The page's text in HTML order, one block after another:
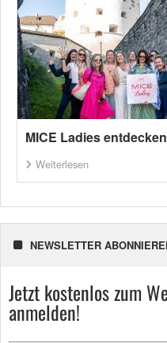
MICE Ladies
Weiterlesen
NEWSLETTER
Jetzt kostenlos zum
anmelden!